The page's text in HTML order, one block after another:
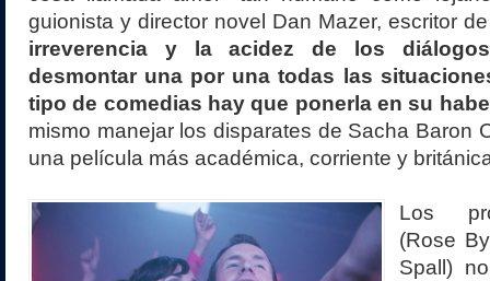
guionista y director novel Dan Mazer, escritor
irreverencia y la acidez de los
desmontar una por una todas las
tipo de comedias hay que ponerla en su
mismo manejar los disparates de Sacha Baron
una película más académica, corriente y
Los
(Rose
Spall)